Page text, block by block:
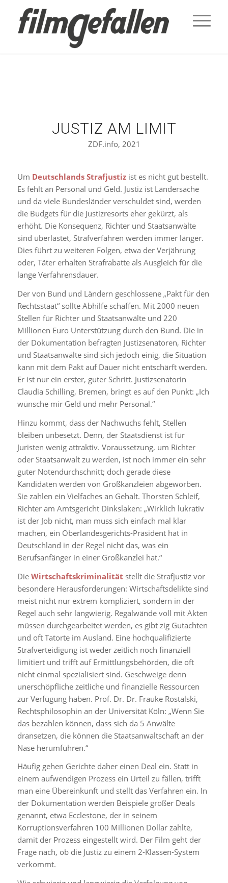
JUSTIZ AM LIMIT
ZDF.info, 2021
Um Deutschlands Strafjustiz ist es nicht gut bestellt.
Es fehlt an Personal und Geld. Justiz ist Ländersache
und da viele Bundesländer verschuldet sind, werden
die Budgets für die Justizresorts eher gekürzt, als
erhöht. Die Konsequenz, Richter und Staatsanwälte
sind überlastet, Strafverfahren werden immer länger.
Dies führt zu weiteren Folgen, etwa der Verjährung
oder, Täter erhalten Strafrabatte als Ausgleich für die
lange Verfahrensdauer.
Der von Bund und Ländern geschlossene „Pakt für den
Rechtsstaat“ sollte Abhilfe schaffen. Mit 2000 neuen
Stellen für Richter und Staatsanwälte und 220
Millionen Euro Unterstützung durch den Bund. Die in
der Dokumentation befragten Justizsenatoren, Richter
und Staatsanwälte sind sich jedoch einig, die Situation
kann mit dem Pakt auf Dauer nicht entschärft werden.
Er ist nur ein erster, guter Schritt. Justizsenatorin
Claudia Schilling, Bremen, bringt es auf den Punkt: „Ich
wünsche mir Geld und mehr Personal.“
Hinzu kommt, dass der Nachwuchs fehlt, Stellen
bleiben unbesetzt. Denn, der Staatsdienst ist für
Juristen wenig attraktiv. Voraussetzung, um Richter
oder Staatsanwalt zu werden, ist noch immer ein sehr
guter Notendurchschnitt; doch gerade diese
Kandidaten werden von Großkanzleien abgeworben.
Sie zahlen ein Vielfaches an Gehalt. Thorsten Schleif,
Richter am Amtsgericht Dinkslaken: „Wirklich lukrativ
ist der Job nicht, man muss sich einfach mal klar
machen, ein Oberlandesgerichts-Präsident hat in
Deutschland in der Regel nicht das, was ein
Berufsanfänger in einer Großkanzlei hat.“
Die Wirtschaftskriminalität stellt die Strafjustiz vor
besondere Herausforderungen: Wirtschaftsdelikte sind
meist nicht nur extrem kompliziert, sondern in der
Regel auch sehr langwierig. Regalwände voll mit Akten
müssen durchgearbeitet werden, es gibt zig Gutachten
und oft Tatorte im Ausland. Eine hochqualifizierte
Strafverteidigung ist weder zeitlich noch finanziell
limitiert und trifft auf Ermittlungsbehörden, die oft
nicht einmal spezialisiert sind. Geschweige denn
unerschöpfliche zeitliche und finanzielle Ressourcen
zur Verfügung haben. Prof. Dr. Dr. Frauke Rostalski,
Rechtsphilosophin an der Universität Köln: „Wenn Sie
das bezahlen können, dass sich da 5 Anwälte
dransetzen, die können die Staatsanwaltschaft an der
Nase herumführen.“
Häufig gehen Gerichte daher einen Deal ein. Statt in
einem aufwendigen Prozess ein Urteil zu fällen, trifft
man eine Übereinkunft und stellt das Verfahren ein. In
der Dokumentation werden Beispiele großer Deals
genannt, etwa Ecclestone, der in seinem
Korruptionsverfahren 100 Millionen Dollar zahlte,
damit der Prozess eingestellt wird. Der Film geht der
Frage nach, ob die Justiz zu einem 2-Klassen-System
verkommt.